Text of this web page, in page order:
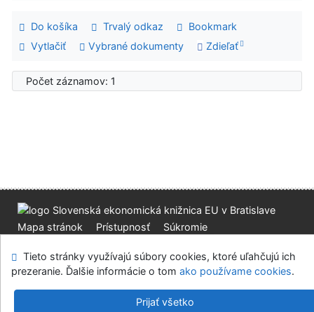
Do košíka Trvalý odkaz
Bookmark
Vytlačiť
Vybrané dokumenty Zdieľať
Počet záznamov: 1
Mapa stránok Prístupnosť
Súkromie
Slovenská ekonomická knižnica EU v Bratislave
v.4.8.63a-Cosmotron Slovakia, s.r.o.
Tieto stránky využívajú súbory cookies, ktoré uľahčujú ich
prezeranie. Ďalšie informácie o tom ako používame cookies.
Prijať všetko